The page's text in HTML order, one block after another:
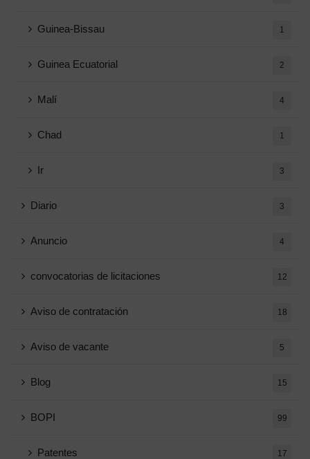
Guinea-Bissau 1
Guinea Ecuatorial 2
Malí 4
Chad 1
Ir 3
Diario 3
Anuncio 4
convocatorias de licitaciones 12
Aviso de contratación 18
Aviso de vacante 5
Blog 15
BOPI 99
Patentes 17